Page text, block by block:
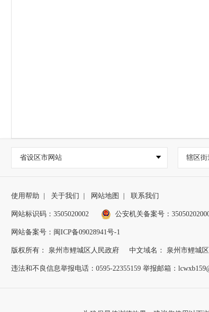
省设区市网站 辖区
使用帮助 | 关于我们 | 网站地图 | 联系我们
网站标识码：3505020002 公安机关备案号：
网站备案号：闽ICP备09028941号-1
版权所有： 泉州市鲤城区人民政府 中文域名： 泉州市鲤城
违法和不良信息举报电话：0595-22355159 举报邮箱：